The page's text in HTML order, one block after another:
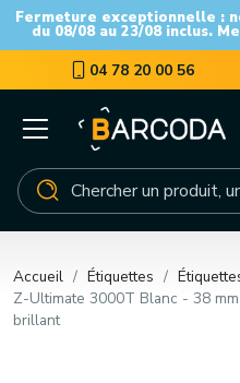
Fermeture exceptionnelle :
du 08/08 au 23/08 inclus.
04 78 20 00 56
Accueil Étiquettes
Z-Ultimate 3000T Blanc - 38
brillant